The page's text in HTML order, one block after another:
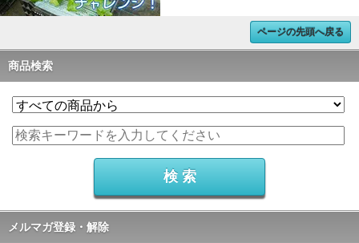
ページの先頭へ戻る
商品検索
メルマガ登録・解除